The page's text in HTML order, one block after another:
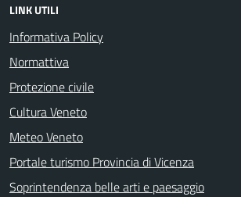
LINK UTILI
Informativa Policy
Normattiva
Protezione civile
Cultura Veneto
Meteo Veneto
Portale turismo Provincia di Vicenza
Soprintendenza belle arti e paesaggio